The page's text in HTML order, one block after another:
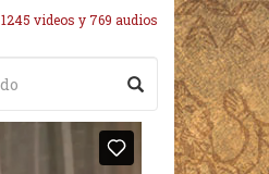
1245 videos y 769 audios